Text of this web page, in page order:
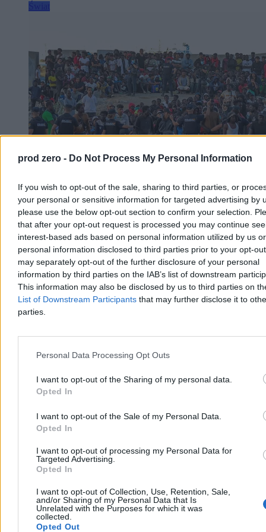
prod zero - Do Not Process My Personal Information
If you wish to opt-out of the sale, sharing to third parties, or
your personal or sensitive information for targeted advertising by
please use the below opt-out section to confirm your selection.
that after your opt-out request is processed you may continue
interest-based ads based on personal information utilized by us or
personal information disclosed to third parties prior to your opt-
may separately opt-out of the further disclosure of your personal
information by third parties on the IAB’s list of downstream
This information may also be disclosed by us to third parties on
List of Downstream Participants that may further disclose it to
parties.
Personal Data Processing Opt Outs
I want to opt-out of the Sharing of my personal data.
Opted In
I want to opt-out of the Sale of my Personal Data.
Opted In
I want to opt-out of processing my Personal Data for
Targeted Advertising.
Opted In
I want to opt-out of Collection, Use, Retention, Sale,
and/or Sharing of my Personal Data that Is
Unrelated with the Purposes for which it was
collected.
Opted Out
Kryzys migracyjny w Ceucie. Wśród migrantów
dużo dziewczynek i dzieci
Hiszpański rząd przyznaje, że wśród dzieci migrantów, którzy
dotarli do Ceuty z Maroka w ramach fali ok. 72 tys. osób, jest coraz
więcej osób poniżej 13. roku życia. Ministra Sira Rego zapewnia, że
Hiszpania nie stawia oporu wobec ich powrotu do Maroka, o ile
respektowane jest prawo dzieci.
Tomasz Pałasz
4 min
Świat